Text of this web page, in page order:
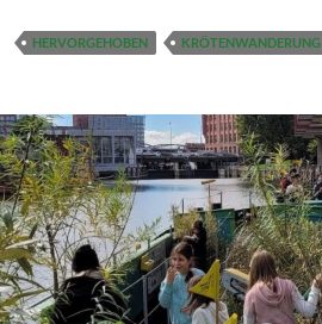
HERVORGEHOBEN KRÖTENWANDERUNG